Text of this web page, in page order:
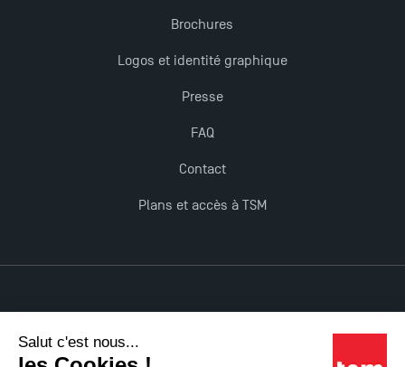
Brochures
Logos et identité graphique
Presse
FAQ
Contact
Plans et accès à TSM
Accessibilité : non conforme